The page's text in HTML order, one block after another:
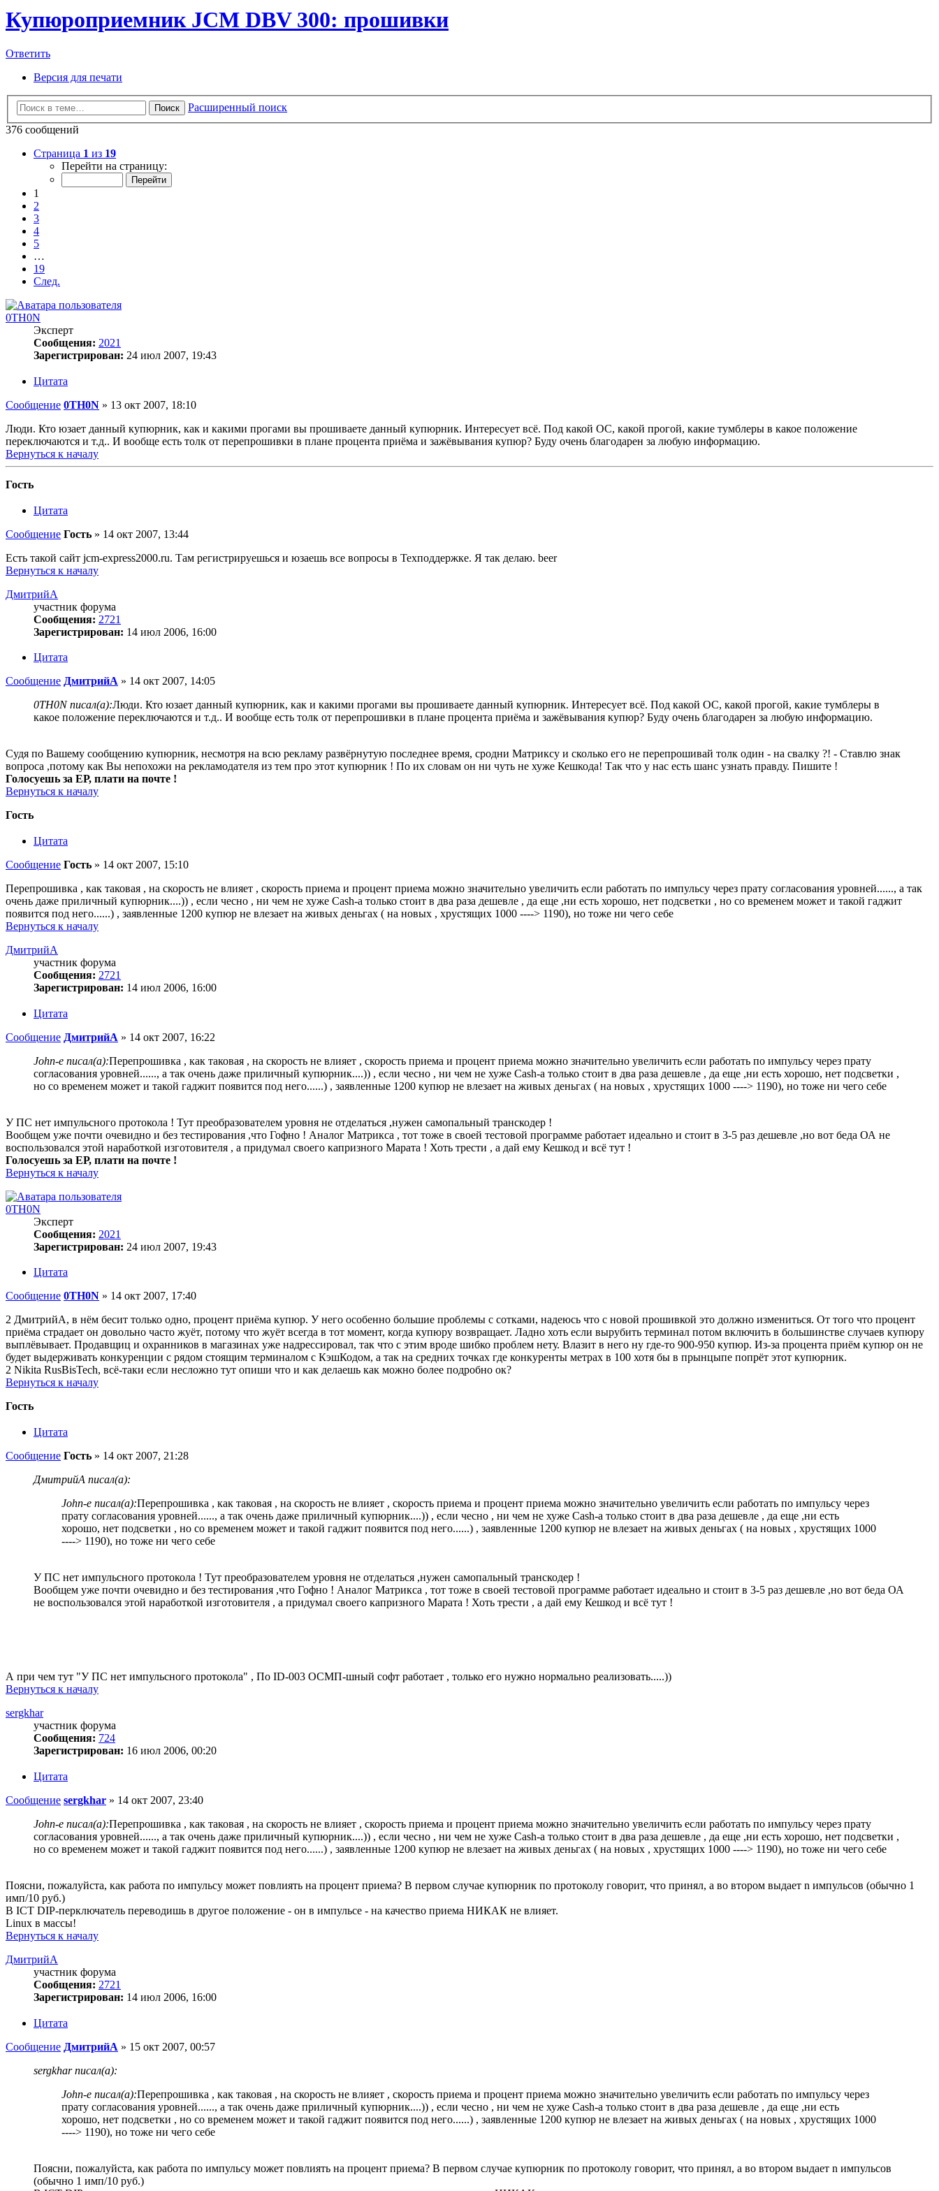
Купюроприемник JCM DBV 300: прошивки
Ответить
Версия для печати
Поиск
Расширенный поиск
376 сообщений
Страница 1 из 19
Перейти на страницу:
1
2
3
4
5
…
19
След.
0TH0N
Эксперт
Сообщения: 2021
Зарегистрирован: 24 июл 2007, 19:43
Цитата
Сообщение 0TH0N » 13 окт 2007, 18:10
Люди. Кто юзает данный купюрник, как и какими прогами вы прошиваете данный купюрник. Интересует всё. Под какой ОС, какой прогой, какие тумблеры в какое положение
переключаются и т.д.. И вообще есть толк от перепрошивки в плане процента приёма и зажёвывания купюр? Буду очень благодарен за любую информацию.
Вернуться к началу
Гость
Цитата
Сообщение Гость » 14 окт 2007, 13:44
Есть такой сайт jcm-express2000.ru. Там регистрируешься и юзаешь все вопросы в Техподдержке. Я так делаю. beer
Вернуться к началу
ДмитрийА
участник форума
Сообщения: 2721
Зарегистрирован: 14 июл 2006, 16:00
Цитата
Сообщение ДмитрийА » 14 окт 2007, 14:05
0TH0N писал(а):Люди. Кто юзает данный купюрник, как и какими прогами вы прошиваете данный купюрник. Интересует всё. Под какой ОС, какой прогой, какие тумблеры в
какое положение переключаются и т.д.. И вообще есть толк от перепрошивки в плане процента приёма и зажёвывания купюр? Буду очень благодарен за любую информацию.
Судя по Вашему сообщению купюрник, несмотря на всю рекламу развёрнутую последнее время, сродни Матриксу и сколько его не перепрошивай толк один - на свалку ?! - Ставлю знак
вопроса ,потому как Вы непохожи на рекламодателя из тем про этот купюрник ! По их словам он ни чуть не хуже Кешкода! Так что у нас есть шанс узнать правду. Пишите !
Голосуешь за ЕР, плати на почте !
Вернуться к началу
Гость
Цитата
Сообщение Гость » 14 окт 2007, 15:10
Перепрошивка , как таковая , на скорость не влияет , скорость приема и процент приема можно значительно увеличить если работать по импульсу через прату согласования уровней......, а так
очень даже приличный купюрник....)) , если чесно , ни чем не хуже Cash-а только стоит в два раза дешевле , да еще ,ни есть хорошо, нет подсветки , но со временем может и такой гаджит
появится под него......) , заявленные 1200 купюр не влезает на живых деньгах ( на новых , хрустящих 1000 ----> 1190), но тоже ни чего себе
Вернуться к началу
ДмитрийА
участник форума
Сообщения: 2721
Зарегистрирован: 14 июл 2006, 16:00
Цитата
Сообщение ДмитрийА » 14 окт 2007, 16:22
John-e писал(а):Перепрошивка , как таковая , на скорость не влияет , скорость приема и процент приема можно значительно увеличить если работать по импульсу через прату
согласования уровней......, а так очень даже приличный купюрник....)) , если чесно , ни чем не хуже Cash-а только стоит в два раза дешевле , да еще ,ни есть хорошо, нет подсветки ,
но со временем может и такой гаджит появится под него......) , заявленные 1200 купюр не влезает на живых деньгах ( на новых , хрустящих 1000 ----> 1190), но тоже ни чего себе
У ПС нет импульсного протокола ! Тут преобразователем уровня не отделаться ,нужен самопальный транскодер !
Вообщем уже почти очевидно и без тестирования ,что Гофно ! Аналог Матрикса , тот тоже в своей тестовой программе работает идеально и стоит в 3-5 раз дешевле ,но вот беда ОА не
воспользовался этой наработкой изготовителя , а придумал своего капризного Марата ! Хоть трести , а дай ему Кешкод и всё тут !
Голосуешь за ЕР, плати на почте !
Вернуться к началу
0TH0N
Эксперт
Сообщения: 2021
Зарегистрирован: 24 июл 2007, 19:43
Цитата
Сообщение 0TH0N » 14 окт 2007, 17:40
2 ДмитрийА, в нём бесит только одно, процент приёма купюр. У него особенно большие проблемы с сотками, надеюсь что с новой прошивкой это должно измениться. От того что процент
приёма страдает он довольно часто жуёт, потому что жуёт всегда в тот момент, когда купюру возвращает. Ладно хоть если вырубить терминал потом включить в большинстве случаев купюру
выплёвывает. Продавщиц и охранников в магазинах уже надрессировал, так что с этим вроде шибко проблем нету. Влазит в него ну где-то 900-950 купюр. Из-за процента приём купюр он не
будет выдерживать конкуренции с рядом стоящим терминалом с КэшКодом, а так на средних точках где конкуренты метрах в 100 хотя бы в прынцыпе попрёт этот купюрник.
2 Nikita RusBisTech, всё-таки если несложно тут опиши что и как делаешь как можно более подробно ок?
Вернуться к началу
Гость
Цитата
Сообщение Гость » 14 окт 2007, 21:28
ДмитрийА писал(а):
John-e писал(а):Перепрошивка , как таковая , на скорость не влияет , скорость приема и процент приема можно значительно увеличить если работать по импульсу через
прату согласования уровней......, а так очень даже приличный купюрник....)) , если чесно , ни чем не хуже Cash-а только стоит в два раза дешевле , да еще ,ни есть
хорошо, нет подсветки , но со временем может и такой гаджит появится под него......) , заявленные 1200 купюр не влезает на живых деньгах ( на новых , хрустящих 1000
----> 1190), но тоже ни чего себе
У ПС нет импульсного протокола ! Тут преобразователем уровня не отделаться ,нужен самопальный транскодер !
Вообщем уже почти очевидно и без тестирования ,что Гофно ! Аналог Матрикса , тот тоже в своей тестовой программе работает идеально и стоит в 3-5 раз дешевле ,но вот беда ОА
не воспользовался этой наработкой изготовителя , а придумал своего капризного Марата ! Хоть трести , а дай ему Кешкод и всё тут !
А при чем тут "У ПС нет импульсного протокола" , По ID-003 ОСМП-шный софт работает , только его нужно нормально реализовать.....))
Вернуться к началу
sergkhar
участник форума
Сообщения: 724
Зарегистрирован: 16 июл 2006, 00:20
Цитата
Сообщение sergkhar » 14 окт 2007, 23:40
John-e писал(а):Перепрошивка , как таковая , на скорость не влияет , скорость приема и процент приема можно значительно увеличить если работать по импульсу через прату
согласования уровней......, а так очень даже приличный купюрник....)) , если чесно , ни чем не хуже Cash-а только стоит в два раза дешевле , да еще ,ни есть хорошо, нет подсветки ,
но со временем может и такой гаджит появится под него......) , заявленные 1200 купюр не влезает на живых деньгах ( на новых , хрустящих 1000 ----> 1190), но тоже ни чего себе
Поясни, пожалуйста, как работа по импульсу может повлиять на процент приема? В первом случае купюрник по протоколу говорит, что принял, а во втором выдает n импульсов (обычно 1
имп/10 руб.)
В ICT DIP-перключатель переводишь в другое положение - он в импульсе - на качество приема НИКАК не влияет.
Linux в массы!
Вернуться к началу
ДмитрийА
участник форума
Сообщения: 2721
Зарегистрирован: 14 июл 2006, 16:00
Цитата
Сообщение ДмитрийА » 15 окт 2007, 00:57
sergkhar писал(а):
John-e писал(а):Перепрошивка , как таковая , на скорость не влияет , скорость приема и процент приема можно значительно увеличить если работать по импульсу через
прату согласования уровней......, а так очень даже приличный купюрник....)) , если чесно , ни чем не хуже Cash-а только стоит в два раза дешевле , да еще ,ни есть
хорошо, нет подсветки , но со временем может и такой гаджит появится под него......) , заявленные 1200 купюр не влезает на живых деньгах ( на новых , хрустящих 1000
----> 1190), но тоже ни чего себе
Поясни, пожалуйста, как работа по импульсу может повлиять на процент приема? В первом случае купюрник по протоколу говорит, что принял, а во втором выдает n импульсов
(обычно 1 имп/10 руб.)